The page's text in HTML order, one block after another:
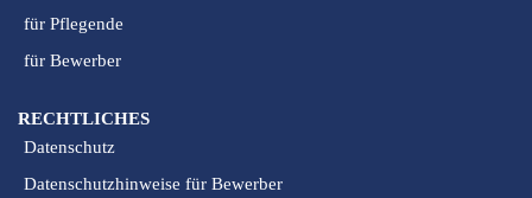
für Pflegende
für Bewerber
RECHTLICHES
Datenschutz
Datenschutzhinweise für Bewerber